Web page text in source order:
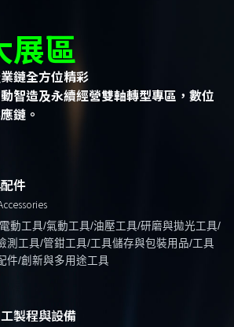
展區
鏈全方位精彩
智造及永續經營雙軸轉型專區，數位
鏈。
件
動工具/氣動工具/油壓工具/研磨與拋光工具/
測工具/管鉗工具/工具儲存與包裝用品/工具
件/創新與多用途工具
製程與設備